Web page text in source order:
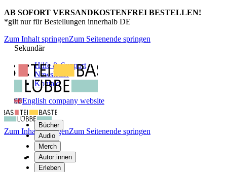
AB SOFORT VERSANDKOSTENFREI BESTELLEN!
*gilt nur für Bestellungen innerhalb DE
Zum Inhalt springenZum Seitenende springen
Sekundär
Hilfe & Support
Newsletter
Kontakt
English company website
Bücher
Audio
Merch
Autor:innen
Erleben
Zum Inhalt springenZum Seitenende springen